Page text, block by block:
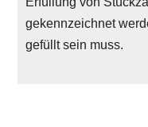
gekennzeichnet
gefüllt sein muss.